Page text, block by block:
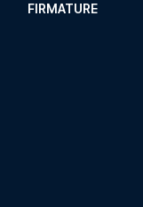
FIRMATURE